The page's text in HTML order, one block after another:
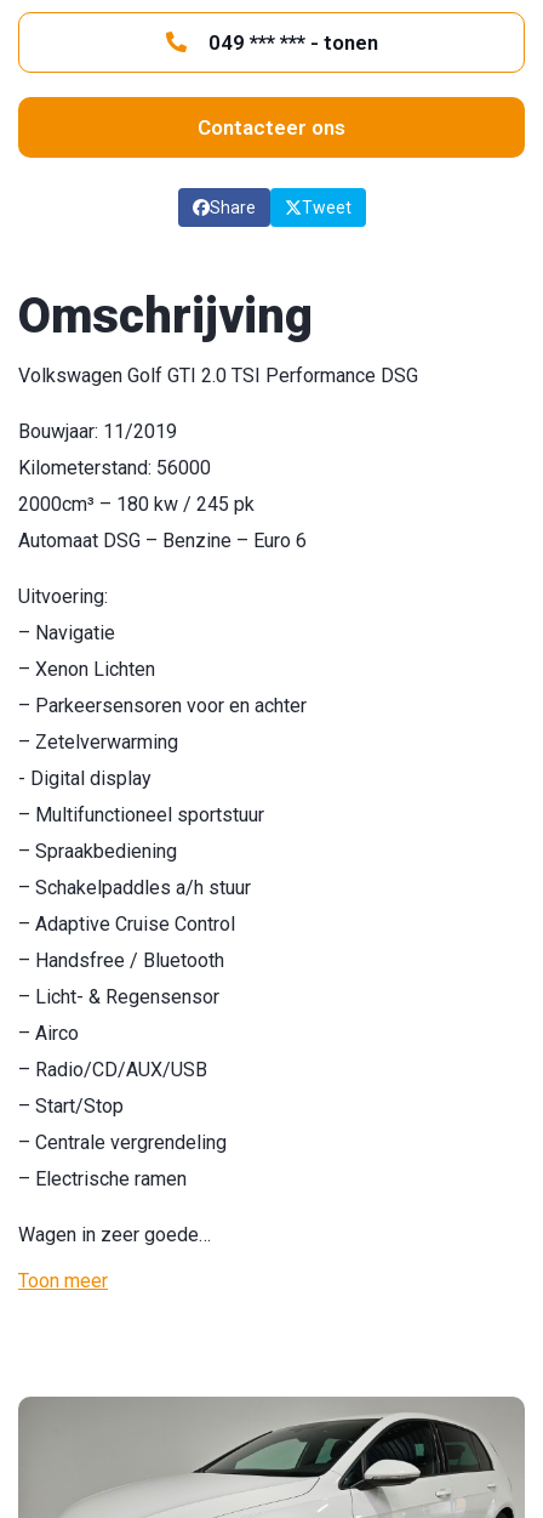
049 *** *** - tonen
Contacteer ons
Share Tweet
Omschrijving
Volkswagen Golf GTI 2.0 TSI Performance DSG
Bouwjaar: 11/2019
Kilometerstand: 56000
2000cm³ – 180 kw / 245 pk
Automaat DSG – Benzine – Euro 6
Uitvoering:
– Navigatie
– Xenon Lichten
– Parkeersensoren voor en achter
– Zetelverwarming
- Digital display
– Multifunctioneel sportstuur
– Spraakbediening
– Schakelpaddles a/h stuur
– Adaptive Cruise Control
– Handsfree / Bluetooth
– Licht- & Regensensor
– Airco
– Radio/CD/AUX/USB
– Start/Stop
– Centrale vergrendeling
– Electrische ramen
Wagen in zeer goede…
Toon meer